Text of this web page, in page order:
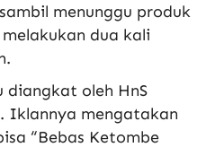
menunggu produk
dua kali
diangkat oleh HnS
Iklannya mengatakan
“Bebas Ketombe